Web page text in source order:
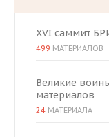
XVI саммит
499 МАТЕРИАЛОВ
Великие
материалов
24 МАТЕРИАЛА